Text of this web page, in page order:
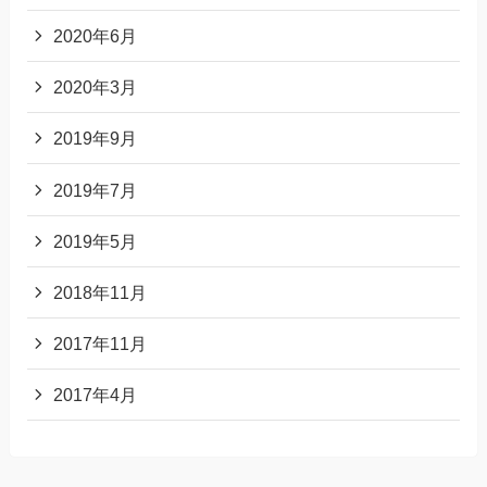
2020年6月
2020年3月
2019年9月
2019年7月
2019年5月
2018年11月
2017年11月
2017年4月